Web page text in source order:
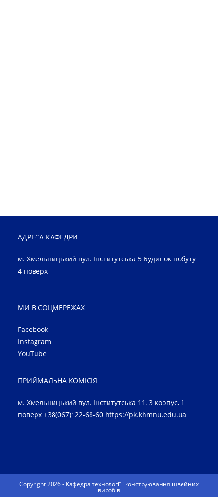
АДРЕСА КАФЕДРИ
м. Хмельницький вул. Інститутська 5 Будинок побуту
4 поверх
МИ В СОЦМЕРЕЖАХ
Facebook
Instagram
YouTube
ПРИЙМАЛЬНА КОМІСІЯ
м. Хмельницький вул. Інститутська 11, 3 корпус, 1
поверх +38(067)122-68-60 https://pk.khmnu.edu.ua
Copyright 2026 - Кафедра технології і конструювання швейних
виробів